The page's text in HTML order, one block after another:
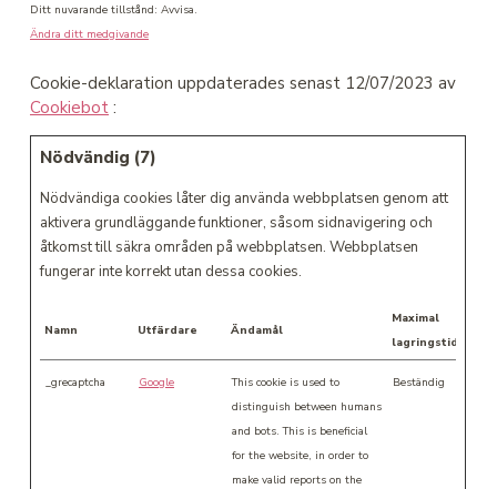
Ditt nuvarande tillstånd: Avvisa.
Ändra ditt medgivande
Cookie-deklaration uppdaterades senast 12/07/2023 av
Cookiebot :
Nödvändig (7)
Nödvändiga cookies låter dig använda webbplatsen genom att
aktivera grundläggande funktioner, såsom sidnavigering och
åtkomst till säkra områden på webbplatsen. Webbplatsen
fungerar inte korrekt utan dessa cookies.
Namn Utfärdare Ändamål
Maximal
lagringstid
_grecaptcha Google
This cookie is used to
distinguish between humans
and bots. This is beneficial
for the website, in order to
make valid reports on the
Beständig